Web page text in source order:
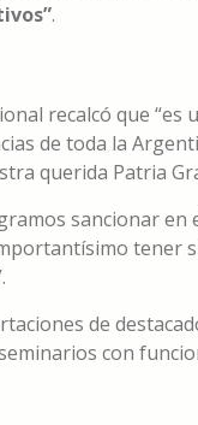
.
recalcó que
de toda la
querida Patria
sancionar
tener
de
con